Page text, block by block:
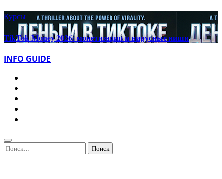
Курсы
TikTok Money 2026: монетизация и вирусные ниши
INFO GUIDE
Найти: